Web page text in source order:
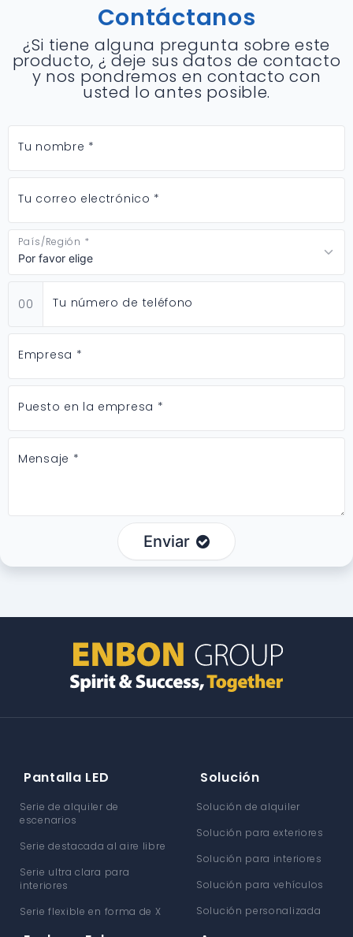
Contáctanos
¿Si tiene alguna pregunta sobre este
producto, ¿ deje sus datos de contacto
y nos pondremos en contacto con
usted lo antes posible.
Tu nombre *
Tu correo electrónico *
País/Región *
00 Tu número de teléfono
Empresa *
Puesto en la empresa *
Mensaje *
Enviar
Pantalla LED
Serie de alquiler de
escenarios
Serie destacada al aire libre
Serie ultra clara para
interiores
Serie flexible en forma de X
Solución
Solución de alquiler
Solución para exteriores
Solución para interiores
Solución para vehículos
Solución personalizada